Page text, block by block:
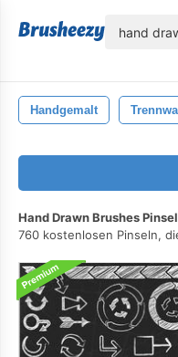
Handgemalt
Hand Drawn Brushes Pinsel
760 kostenlosen Pinseln,